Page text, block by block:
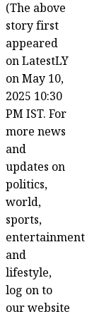
(The above
story first
appeared
on LatestLY
on May 10,
2025 10:30
PM IST. For
more news
and
updates on
politics,
world,
sports,
entertainment
and
lifestyle,
log on to
our website